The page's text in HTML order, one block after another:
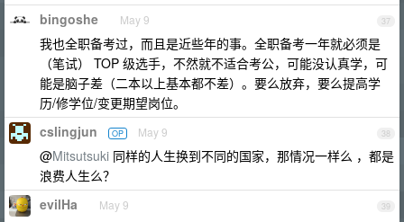
37
bingoshe May 9
我也全职备考过，而且是近些年的事。全职备考一年就必须是
（笔试） TOP 级选手，不然就不适合考公，可能没认真学，可
能是脑子差（二本以上基本都不差）。要么放弃，要么提高学
历/修学位/变更期望岗位。
38
cslingjun OP May 9
@Mitsutsuki 同样的人生换到不同的国家，那情况一样么 ，都是
浪费人生么？
39
evilHa May 9